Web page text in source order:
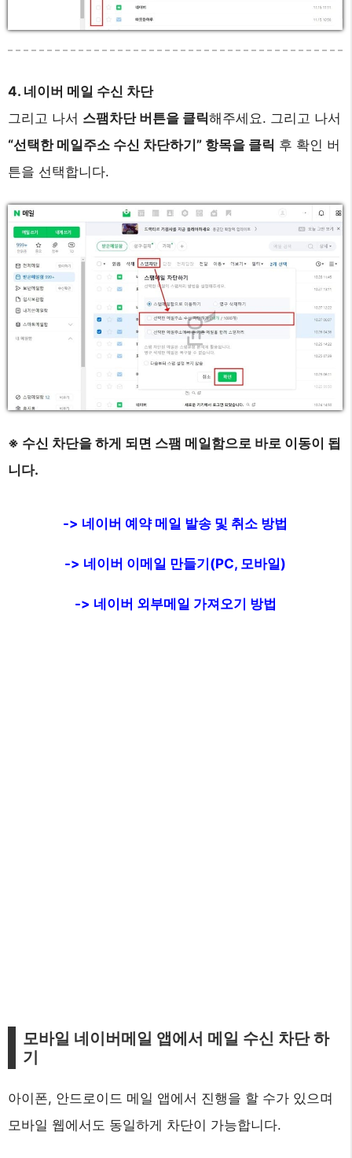
4. 네이버 메일 수신 차단
그리고 나서 스팸차단 버튼을 클릭해주세요. 그리고 나서
“선택한 메일주소 수신 차단하기” 항목을 클릭 후 확인 버
튼을 선택합니다.
※ 수신 차단을 하게 되면 스팸 메일함으로 바로 이동이 됩
니다.
-> 네이버 예약 메일 발송 및 취소 방법
-> 네이버 이메일 만들기(PC, 모바일)
-> 네이버 외부메일 가져오기 방법
모바일 네이버메일 앱에서 메일 수신 차단 하
기
아이폰, 안드로이드 메일 앱에서 진행을 할 수가 있으며
모바일 웹에서도 동일하게 차단이 가능합니다.